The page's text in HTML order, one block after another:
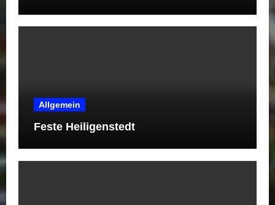
Allgemein
Feste Heiligenstedt